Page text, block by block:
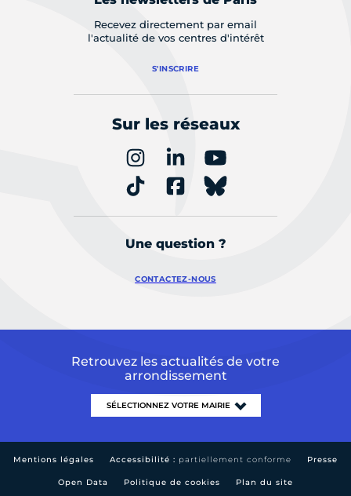
Recevez directement par email
l'actualité de vos centres d'intérêt
S'INSCRIRE
Sur les réseaux
Une question ?
CONTACTEZ-NOUS
Retrouvez les actualités de votre
arrondissement
Mentions légales Accessibilité : partiellement conforme Presse
Open Data Politique de cookies Plan du site